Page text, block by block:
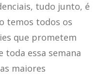
tudo junto, é
temos todos os
que prometem
toda essa semana
maiores